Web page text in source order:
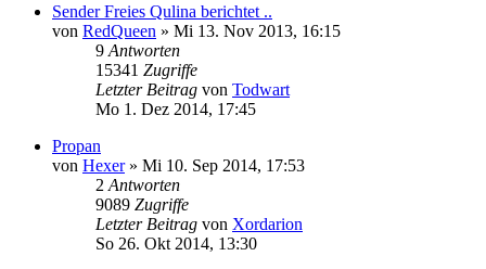
Sender Freies Qulina berichtet ..
von RedQueen » Mi 13. Nov 2013, 16:15
9 Antworten
15341 Zugriffe
Letzter Beitrag von Todwart
Mo 1. Dez 2014, 17:45
Propan
von Hexer» Mi 10. Sep 2014, 17:53
2 Antworten
9089 Zugriffe
Letzter Beitrag von Xordarion
So 26. Okt 2014, 13:30